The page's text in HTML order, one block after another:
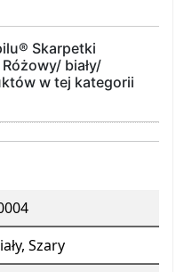
Skarpetki
biały/
w tej kategorii
Szary